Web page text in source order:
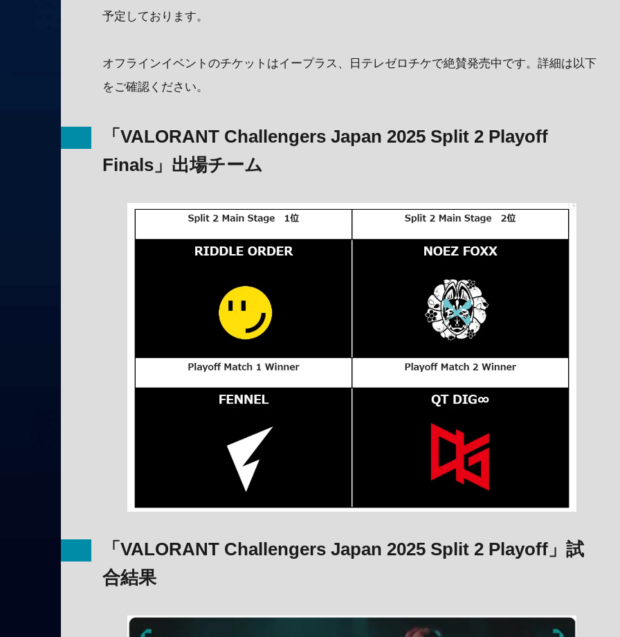
予定しております。
オフラインイベントのチケットはイープラス、日テレゼロチケで絶賛発売中です。詳細は以下
をご確認ください。
「VALORANT Challengers Japan 2025 Split 2 Playoff
Finals」出場チーム
「VALORANT Challengers Japan 2025 Split 2 Playoff」試
合結果